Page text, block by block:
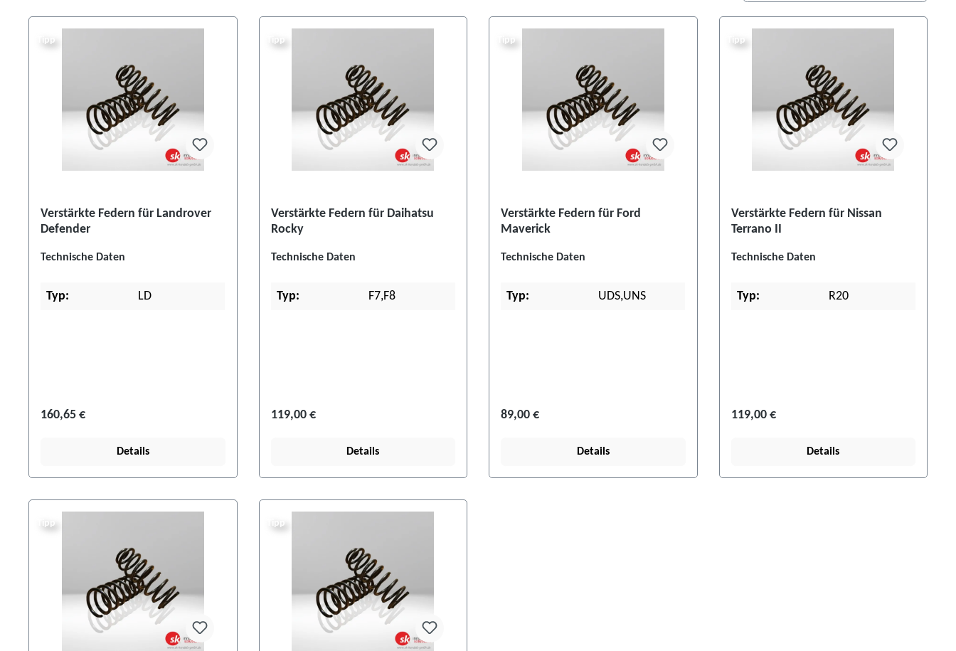
Tipp
Verstärkte Federn für Landrover
Defender
Technische Daten
Typ: LD
160,65 €
Details
Tipp
Verstärkte Federn für Daihatsu
Rocky
Technische Daten
Typ: F7,F8
119,00 €
Details
Tipp
Verstärkte Federn für Ford
Maverick
Technische Daten
Typ: UDS,UNS
89,00 €
Details
Tipp
Verstärkte Federn für Nissan
Terrano II
Technische Daten
Typ: R20
119,00 €
Details
Tipp Tipp